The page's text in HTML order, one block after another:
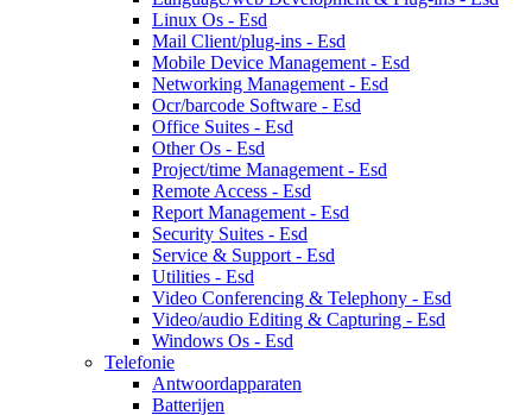
Linux Os - Esd
Mail Client/plug-ins - Esd
Mobile Device Management - Esd
Networking Management - Esd
Ocr/barcode Software - Esd
Office Suites - Esd
Other Os - Esd
Project/time Management - Esd
Remote Access - Esd
Report Management - Esd
Security Suites - Esd
Service & Support - Esd
Utilities - Esd
Video Conferencing & Telephony - Esd
Video/audio Editing & Capturing - Esd
Windows Os - Esd
Telefonie
Antwoordapparaten
Batterijen